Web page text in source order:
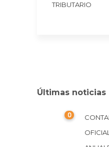
TRIBUTARIO
Últimas noticias
0